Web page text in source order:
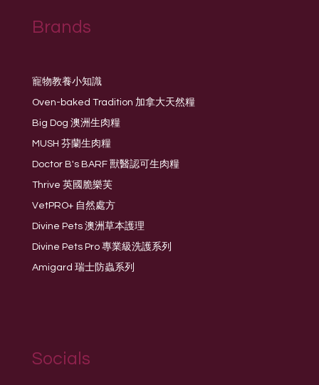
Brands
寵物教養小知識
Oven-baked Tradition 加拿大天然糧
Big Dog 澳洲生肉糧
MUSH 芬蘭生肉糧
Doctor B's BARF 獸醫認可生肉糧
Thrive 英國脆樂芙
VetPRO+ 自然處方
Divine Pets 澳洲草本護理
Divine Pets Pro 專業級洗護系列
Amigard 瑞士防蟲系列
Socials